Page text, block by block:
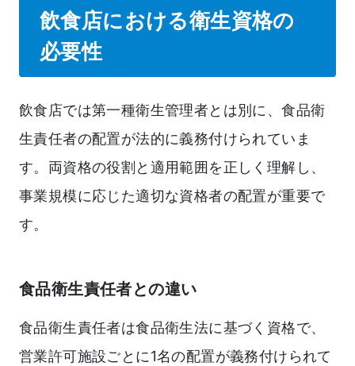
飲食店における衛生資格の
必要性
飲食店では第一種衛生管理者とは別に、食品衛
生責任者の配置が法的に義務付けられていま
す。両資格の役割と適用範囲を正しく理解し、
事業規模に応じた適切な資格者の配置が重要で
す。
食品衛生責任者との違い
食品衛生責任者は食品衛生法に基づく資格で、
営業許可施設ごとに1名の配置が義務付けられて